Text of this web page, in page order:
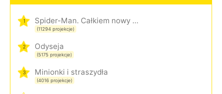
1 Spider-Man. Całkiem nowy dzień
(11294 projekcje)
2 Odyseja
(5175 projekcje)
3 Minionki i straszydła
(4016 projekcje)